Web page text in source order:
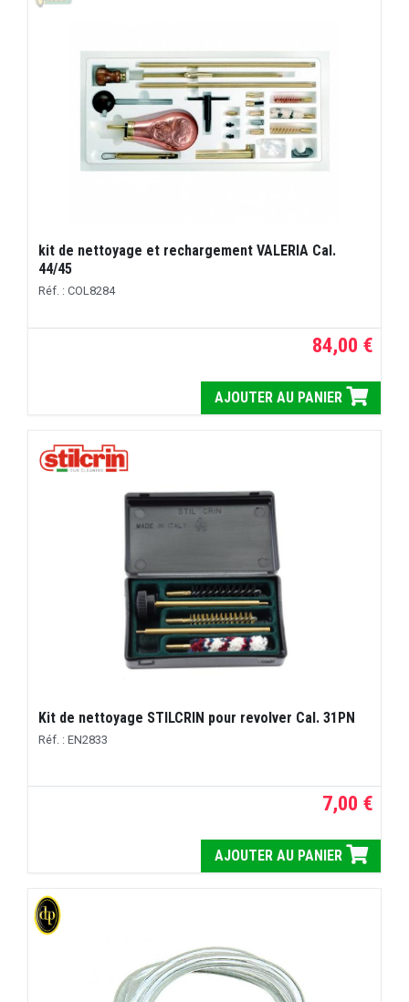
kit de nettoyage et rechargement VALERIA Cal.
44/45
Réf. : COL8284
84,00 €
AJOUTER AU PANIER
Kit de nettoyage STILCRIN pour revolver Cal. 31PN
Réf. : EN2833
7,00 €
AJOUTER AU PANIER